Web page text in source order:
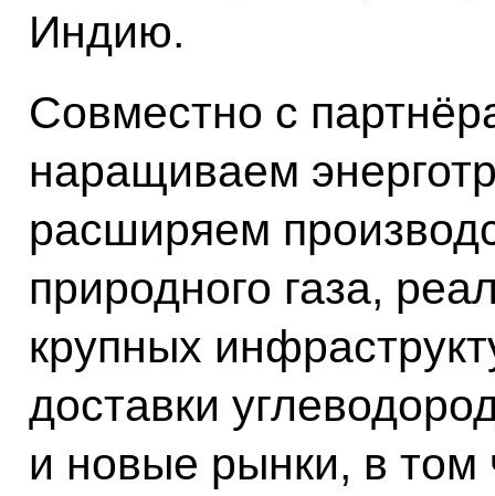
Индию.
Совместно с
наращиваем
расширяем
природного газа,
крупных
доставки
и новые рынки, в том